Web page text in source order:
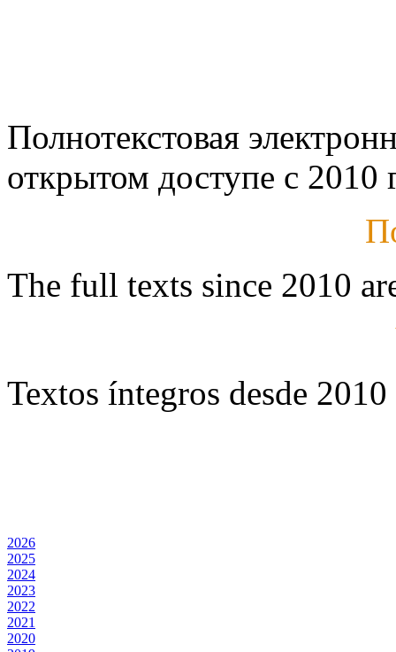
Полнотекстовая
открытом доступе с 2010
The full texts since 2010
Textos íntegros desde
2026
2025
2024
2023
2022
2021
2020